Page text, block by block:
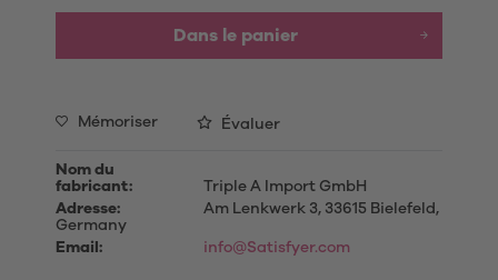
Dans le panier
Mémoriser Évaluer
Nom du
fabricant:
Triple A Import GmbH
Adresse:
Am Lenkwerk 3, 33615 Bielefeld,
Germany
Email:
info@Satisfyer.com